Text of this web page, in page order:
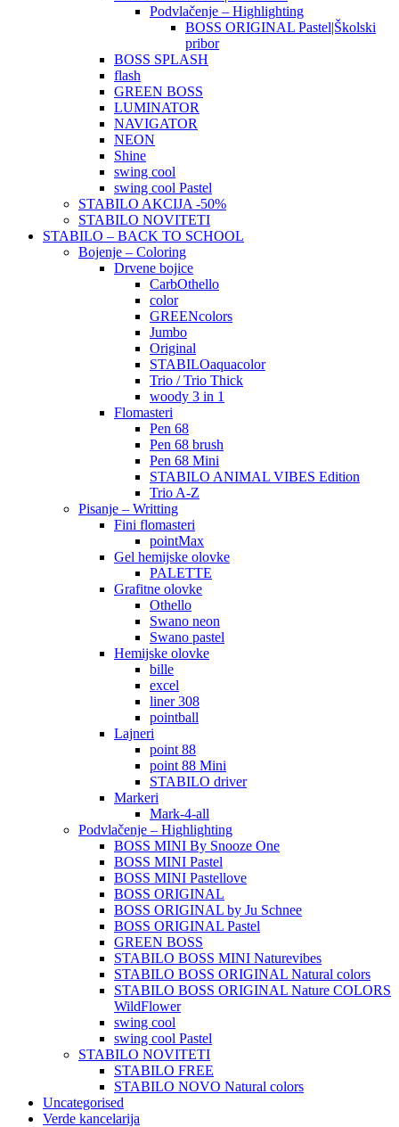
Podvlačenje – Highlighting
BOSS ORIGINAL Pastel|Školski
pribor
BOSS SPLASH
flash
GREEN BOSS
LUMINATOR
NAVIGATOR
NEON
Shine
swing cool
swing cool Pastel
STABILO AKCIJA -50%
STABILO NOVITETI
STABILO – BACK TO SCHOOL
Bojenje – Coloring
Drvene bojice
CarbOthello
color
GREENcolors
Jumbo
Original
STABILOaquacolor
Trio / Trio Thick
woody 3 in 1
Flomasteri
Pen 68
Pen 68 brush
Pen 68 Mini
STABILO ANIMAL VIBES Edition
Trio A-Z
Pisanje – Writting
Fini flomasteri
pointMax
Gel hemijske olovke
PALETTE
Grafitne olovke
Othello
Swano neon
Swano pastel
Hemijske olovke
bille
excel
liner 308
pointball
Lajneri
point 88
point 88 Mini
STABILO driver
Markeri
Mark-4-all
Podvlačenje – Highlighting
BOSS MINI By Snooze One
BOSS MINI Pastel
BOSS MINI Pastellove
BOSS ORIGINAL
BOSS ORIGINAL by Ju Schnee
BOSS ORIGINAL Pastel
GREEN BOSS
STABILO BOSS MINI Naturevibes
STABILO BOSS ORIGINAL Natural colors
STABILO BOSS ORIGINAL Nature COLORS
WildFlower
swing cool
swing cool Pastel
STABILO NOVITETI
STABILO FREE
STABILO NOVO Natural colors
Uncategorised
Verde kancelarija